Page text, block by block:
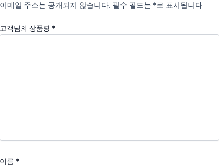
이메일 주소는 공개되지 않습니다. 필수 필드는 *로 표시됩니다
고객님의 상품평 *
이름 *